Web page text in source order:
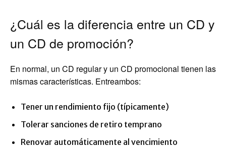
¿Cuál es la diferencia entre un CD y
un CD de promoción?
En normal, un CD regular y un CD promocional tienen las
mismas características. Entreambos:
Tener un rendimiento fijo (típicamente)
Tolerar sanciones de retiro temprano
Renovar automáticamente al vencimiento